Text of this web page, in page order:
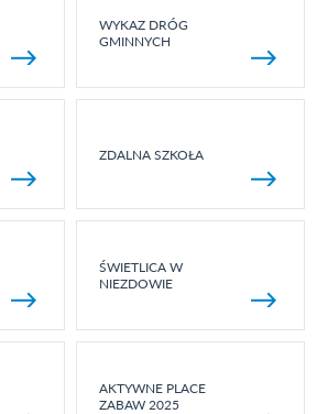
WYKAZ DRÓG
GMINNYCH
ZDALNA SZKOŁA
ŚWIETLICA W
NIEZDOWIE
AKTYWNE PLACE
ZABAW 2025